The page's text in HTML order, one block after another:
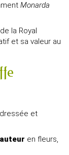
Monarda
de la Royal
et sa valeur au
et
en fleurs,